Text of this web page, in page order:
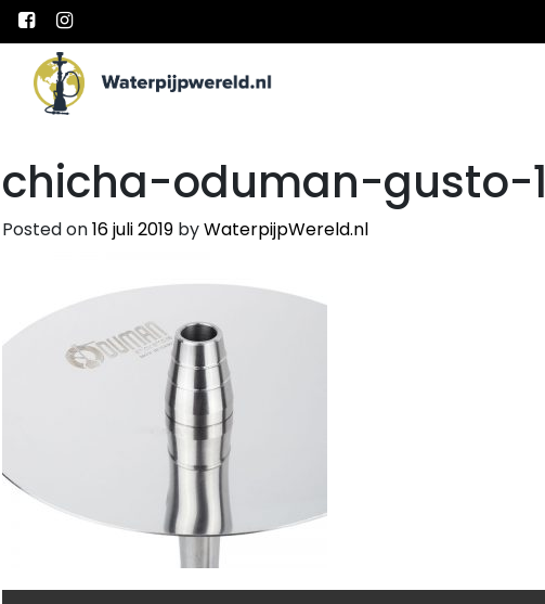
Main Navigation
chicha-oduman-gusto-1
Posted on16 juli 2019 byWaterpijpWereld.nl